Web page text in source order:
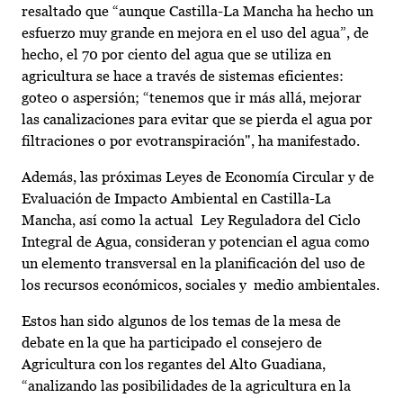
resaltado que “aunque Castilla-La Mancha ha hecho un
esfuerzo muy grande en mejora en el uso del agua”, de
hecho, el 70 por ciento del agua que se utiliza en
agricultura se hace a través de sistemas eficientes:
goteo o aspersión; “tenemos que ir más allá, mejorar
las canalizaciones para evitar que se pierda el agua por
filtraciones o por evotranspiración", ha manifestado.
Además, las próximas Leyes de Economía Circular y de
Evaluación de Impacto Ambiental en Castilla-La
Mancha, así como la actual Ley Reguladora del Ciclo
Integral de Agua, consideran y potencian el agua como
un elemento transversal en la planificación del uso de
los recursos económicos, sociales y medio ambientales.
Estos han sido algunos de los temas de la mesa de
debate en la que ha participado el consejero de
Agricultura con los regantes del Alto Guadiana,
“analizando las posibilidades de la agricultura en la